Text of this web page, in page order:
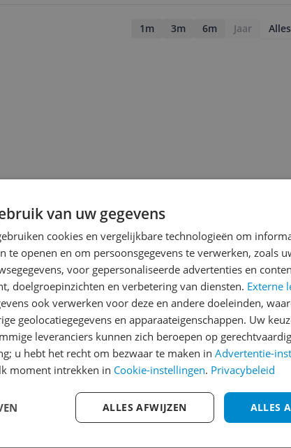
1m 3m 6m Jaar Alles
Reviews
Er zijn nog geen
Heb jij dit product in bezit
met het schrijven van je
een review gemiddeld
van uw gegevens
cookies en vergelijkbare technologieën om
te openen en om persoonsgegevens te verwerken, zoals
voor gepersonaliseerde advertenties en
doelgroepinzichten en verbetering van diensten. Externe
ook verwerken voor deze en andere doeleinden,
geolocatiegegevens en apparaateigenschappen. Uw
leveranciers kunnen zich beroepen op
u hebt het recht om bezwaar te maken in Advertentie-
moment intrekken in Cookie-instellingen. Privacybeleid
ALLES
ALLES AFWIJZEN